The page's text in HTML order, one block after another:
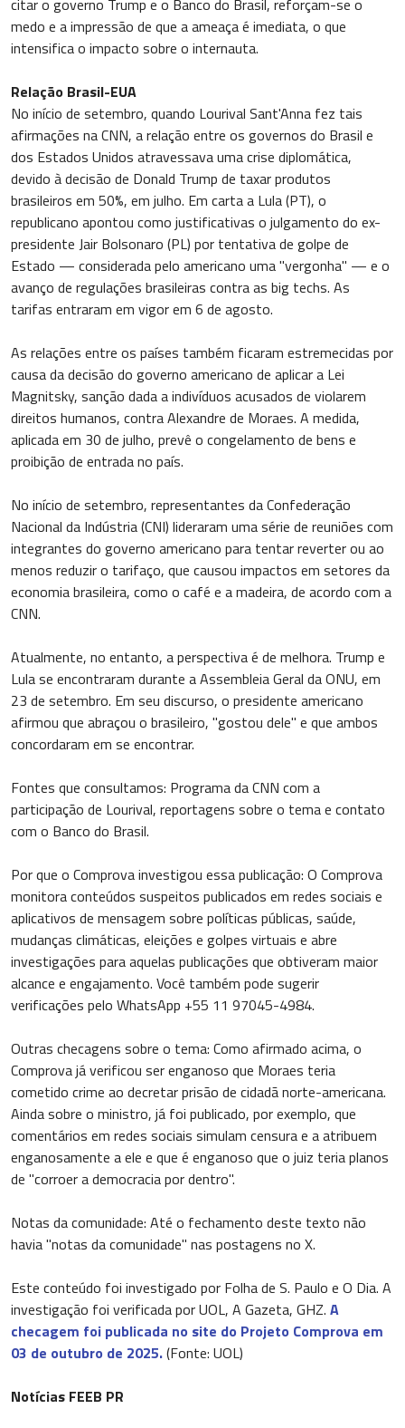
citar o governo Trump e o Banco do Brasil, reforçam-se o
medo e a impressão de que a ameaça é imediata, o que
intensifica o impacto sobre o internauta.
Relação Brasil-EUA
No início de setembro, quando Lourival Sant'Anna fez tais
afirmações na CNN, a relação entre os governos do Brasil e
dos Estados Unidos atravessava uma crise diplomática,
devido à decisão de Donald Trump de taxar produtos
brasileiros em 50%, em julho. Em carta a Lula (PT), o
republicano apontou como justificativas o julgamento do ex-
presidente Jair Bolsonaro (PL) por tentativa de golpe de
Estado — considerada pelo americano uma "vergonha" — e o
avanço de regulações brasileiras contra as big techs. As
tarifas entraram em vigor em 6 de agosto.
As relações entre os países também ficaram estremecidas por
causa da decisão do governo americano de aplicar a Lei
Magnitsky, sanção dada a indivíduos acusados de violarem
direitos humanos, contra Alexandre de Moraes. A medida,
aplicada em 30 de julho, prevê o congelamento de bens e
proibição de entrada no país.
No início de setembro, representantes da Confederação
Nacional da Indústria (CNI) lideraram uma série de reuniões com
integrantes do governo americano para tentar reverter ou ao
menos reduzir o tarifaço, que causou impactos em setores da
economia brasileira, como o café e a madeira, de acordo com a
CNN.
Atualmente, no entanto, a perspectiva é de melhora. Trump e
Lula se encontraram durante a Assembleia Geral da ONU, em
23 de setembro. Em seu discurso, o presidente americano
afirmou que abraçou o brasileiro, "gostou dele" e que ambos
concordaram em se encontrar.
Fontes que consultamos: Programa da CNN com a
participação de Lourival, reportagens sobre o tema e contato
com o Banco do Brasil.
Por que o Comprova investigou essa publicação: O Comprova
monitora conteúdos suspeitos publicados em redes sociais e
aplicativos de mensagem sobre políticas públicas, saúde,
mudanças climáticas, eleições e golpes virtuais e abre
investigações para aquelas publicações que obtiveram maior
alcance e engajamento. Você também pode sugerir
verificações pelo WhatsApp +55 11 97045-4984.
Outras checagens sobre o tema: Como afirmado acima, o
Comprova já verificou ser enganoso que Moraes teria
cometido crime ao decretar prisão de cidadã norte-americana.
Ainda sobre o ministro, já foi publicado, por exemplo, que
comentários em redes sociais simulam censura e a atribuem
enganosamente a ele e que é enganoso que o juiz teria planos
de "corroer a democracia por dentro".
Notas da comunidade: Até o fechamento deste texto não
havia "notas da comunidade" nas postagens no X.
Este conteúdo foi investigado por Folha de S. Paulo e O Dia. A
investigação foi verificada por UOL, A Gazeta, GHZ. A
checagem foi publicada no site do Projeto Comprova em
03 de outubro de 2025.(Fonte: UOL)
Notícias FEEB PR